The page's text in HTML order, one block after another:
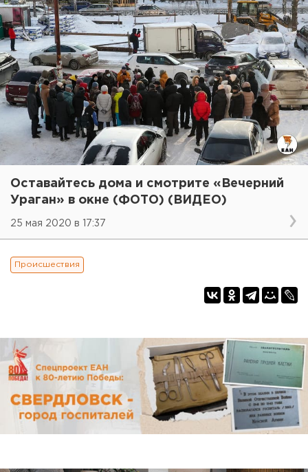
Оставайтесь дома и смотрите «Вечерний
Ураган» в окне (ФОТО) (ВИДЕО)
25 мая 2020 в 17:37
Происшествия